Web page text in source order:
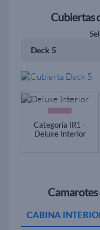
Cubiertas
Categoría IR1 -
Deluxe Interior
CABINA